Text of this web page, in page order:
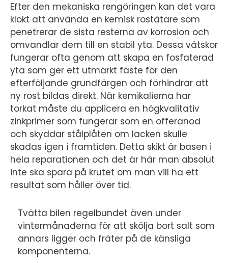
Efter den mekaniska rengöringen kan det vara
klokt att använda en kemisk rostätare som
penetrerar de sista resterna av korrosion och
omvandlar dem till en stabil yta. Dessa vätskor
fungerar ofta genom att skapa en fosfaterad
yta som ger ett utmärkt fäste för den
efterföljande grundfärgen och förhindrar att
ny rost bildas direkt. När kemikalierna har
torkat måste du applicera en högkvalitativ
zinkprimer som fungerar som en offeranod
och skyddar stålplåten om lacken skulle
skadas igen i framtiden. Detta skikt är basen i
hela reparationen och det är här man absolut
inte ska spara på krutet om man vill ha ett
resultat som håller över tid.
Tvätta bilen regelbundet även under
vintermånaderna för att skölja bort salt som
annars ligger och fräter på de känsliga
komponenterna.